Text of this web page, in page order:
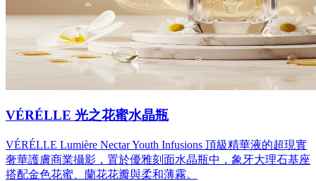
VÉRÉLLE 光之花蜜水晶瓶
VÉRÉLLE Lumière Nectar Youth Infusions 頂級精華液的超現實
奢華護膚商業攝影，置於優雅刻面水晶瓶中，象牙大理石基座
搭配金色花蜜、蘭花花瓣與柔和薄霧。